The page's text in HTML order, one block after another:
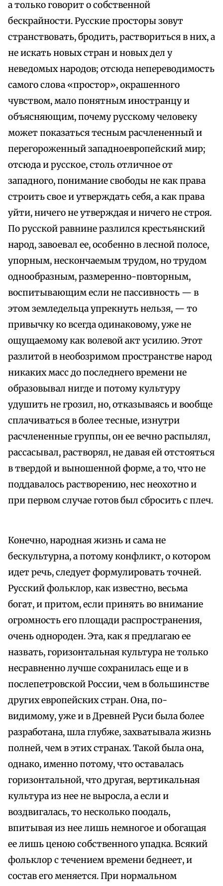
а только говорит о собственной
бескрайности. Русские просторы зовут
странствовать, бродить, раствориться в них, а
не искать новых стран и новых дел у
неведомых народов; отсюда непереводимость
самого слова «простор», окрашенного
чувством, мало понятным иностранцу и
объясняющим, почему русскому человеку
может показаться тесным расчлененный и
перегороженный западноевропейский мир;
отсюда и русское, столь отличное от
западного, понимание свободы не как права
строить свое и утверждать себя, а как права
уйти, ничего не утверждая и ничего не строя.
По русской равнине разлился крестьянский
народ, завоевал ее, особенно в лесной полосе,
упорным, нескончаемым трудом, но трудом
однообразным, размеренно-повторным,
воспитывающим если не пассивность — в
этом земледельца упрекнуть нельзя, — то
привычку ко всегда одинаковому, уже не
ощущаемому как волевой акт усилию. Этот
разлитой в необозримом пространстве народ
никаких масс до последнего времени не
образовывал нигде и потому культуру
удушить не грозил, но, отказываясь и вообще
сплачиваться в более тесные, изнутри
расчлененные группы, он ее вечно распылял,
рассасывал, растворял, не давая ей отстояться
в твердой и выношенной форме, а то, что не
поддавалось растворению, нес неохотно и
при первом случае готов был сбросить с плеч.
Конечно, народная жизнь и сама не
бескультурна, а потому конфликт, о котором
идет речь, следует формулировать точней.
Русский фольклор, как известно, весьма
богат, и притом, если принять во внимание
огромность его площади распространения,
очень однороден. Эта, как я предлагаю ее
назвать, горизонтальная культура не только
несравненно лучше сохранилась еще и в
послепетровской России, чем в большинстве
других европейских стран. Она, по-
видимому, уже и в Древней Руси была более
разработана, шла глубже, захватывала жизнь
полней, чем в этих странах. Такой была она,
однако, именно потому, что оставалась
горизонтальной, что другая, вертикальная
культура из нее не выросла, а если и
воздвигалась, то несколько поодаль,
впитывая из нее лишь немногое и обогащая
ее лишь ценою собственного упадка. Всякий
фольклор с течением времени беднеет, и
состав его меняется. При нормальном